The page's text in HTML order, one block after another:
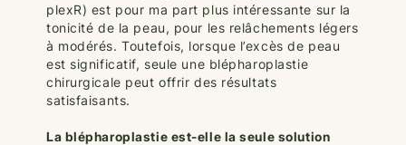
plexR) est pour ma part plus intéressante sur la
tonicité de la peau, pour les relâchements légers
à modérés. Toutefois, lorsque l’excès de peau
est significatif, seule une blépharoplastie
chirurgicale peut offrir des résultats
satisfaisants.
La blépharoplastie est-elle la seule solution